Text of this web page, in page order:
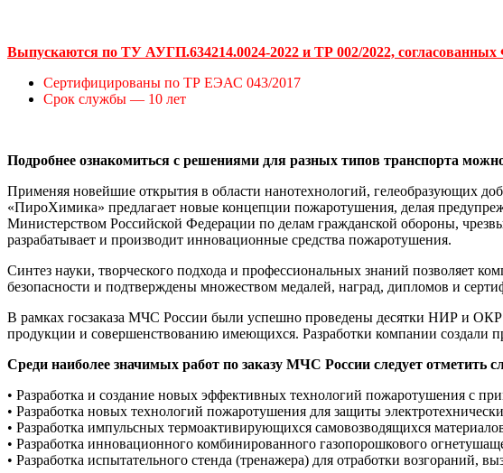
Выпускаются по ТУ АУГП.634214.0024-2022 и ТР 002/2022,
Сертифицированы по ТР ЕЭАС 043/2017
Срок службы — 10 лет
Подробнее ознакомиться с решениями для разных типов транспорта
Применяя новейшие открытия в области нанотехнологий, гелеобразующих
«ПироХимика» предлагает новые концепции пожаротушения, делая
Министерством Российской Федерации по делам гражданской обороны,
разрабатывает и производит инновационные средства пожаротушения.
Синтез науки, творческого подхода и профессиональных знаний позволяет
безопасности и подтверждены множеством медалей, наград, дипломов и
В рамках госзаказа МЧС России были успешно проведены десятки НИР и
продукции и совершенствованию имеющихся. Разработки компании
Среди наиболее значимых работ по заказу МЧС России следует отметить
• Разработка и создание новых эффективных технологий пожаротушения с
• Разработка новых технологий пожаротушения для защиты
• Разработка импульсных термоактивирующихся самовозводящихся
• Разработка инновационного комбинированного газопорошкового
• Разработка испытательного стенда (тренажера) для отработки